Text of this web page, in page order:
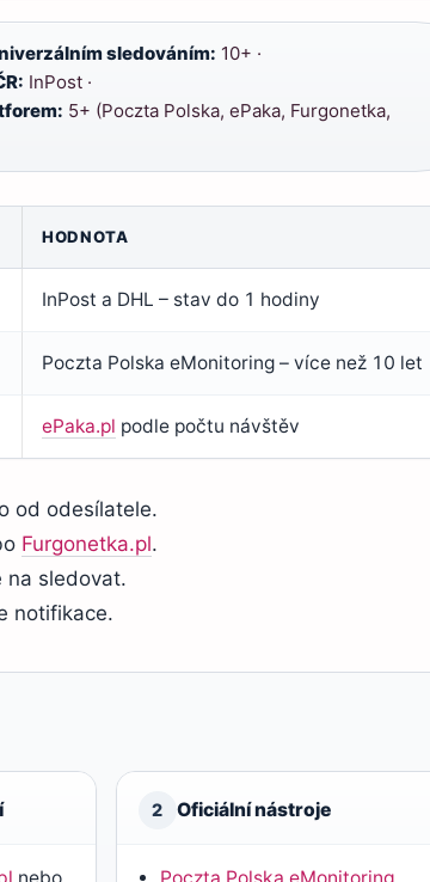
sledováním: 10+ ·
InPost ·
5+ (Poczta Polska, ePaka, Furgonetka,
HODNOTA
InPost a DHL – stav do 1 hodiny
Poczta Polska eMonitoring – více než 10 let
ePaka.pl podle počtu návštěv
od odesílatele.
Furgonetka.pl.
na sledovat.
notifikace.
2 Oficiální nástroje